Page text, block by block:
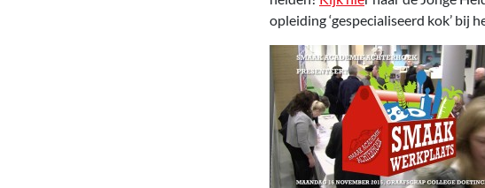
opleiding ‘gespecialiseerd kok’ bij